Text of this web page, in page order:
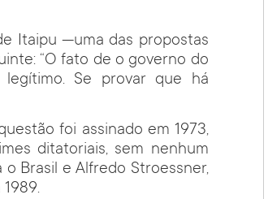
Itaipu —uma das propostas
“O fato de o governo do
Se provar que há
foi assinado em 1973,
ditatoriais, sem nenhum
Brasil e Alfredo Stroessner,